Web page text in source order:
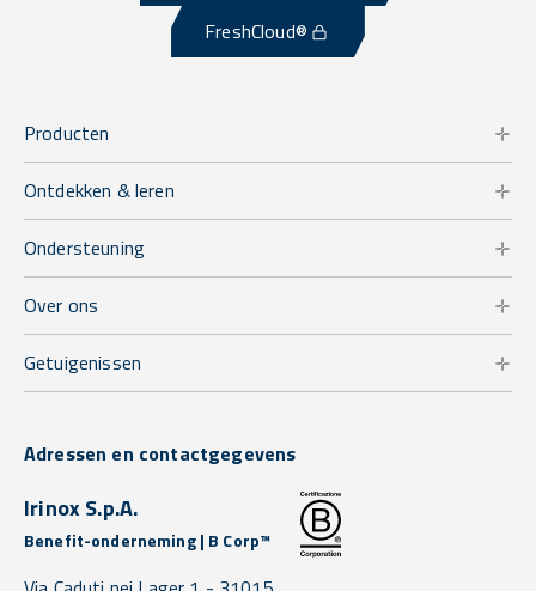
FreshCloud®
Producten
Ontdekken & leren
Ondersteuning
Over ons
Getuigenissen
Adressen en contactgegevens
Irinox S.p.A.
Benefit-onderneming | B Corp™